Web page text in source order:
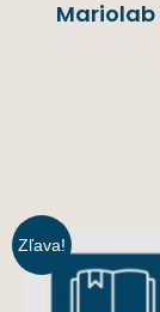
Mariolab
Zľava!